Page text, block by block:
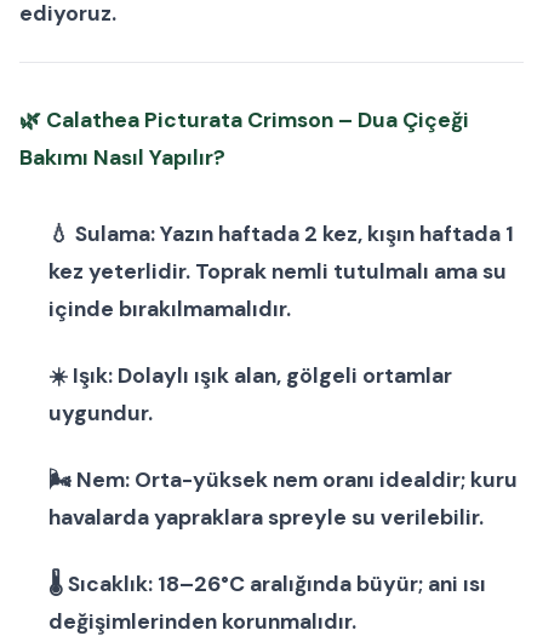
ediyoruz.
🌿 Calathea Picturata Crimson – Dua Çiçeği
Bakımı Nasıl Yapılır?
💧 Sulama:Yazın haftada 2 kez, kışın haftada 1
kez yeterlidir. Toprak nemli tutulmalı ama su
içinde bırakılmamalıdır.
☀️ Işık: Dolaylı ışık alan, gölgeli ortamlar
uygundur.
🌬 Nem: Orta-yüksek nem oranı idealdir; kuru
havalarda yapraklara spreyle su verilebilir.
🌡Sıcaklık: 18–26°C aralığında büyür; ani ısı
değişimlerinden korunmalıdır.